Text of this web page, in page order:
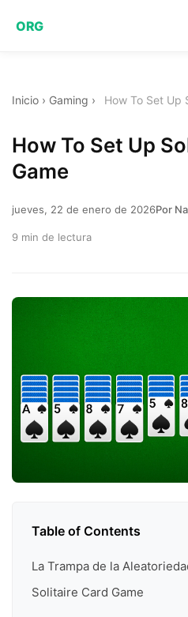
ORG
Inicio › Gaming › How To Set Up
How To Set Up
Game
jueves, 22 de enero de 2026Por
9 min de lectura
Table of Contents
La Trampa de la
Solitaire Card Game